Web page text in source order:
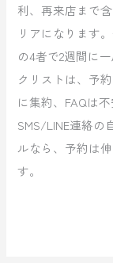
利、再来店まで
リアになります
の4者で2週間に
クリストは、予
に集約、FAQは
SMS/LINE連絡の
ルなら、予約は
す。